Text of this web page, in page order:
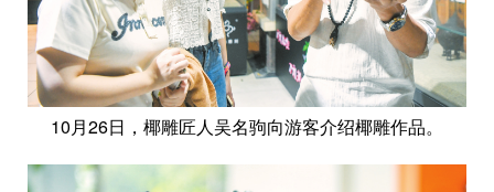
10月26日，椰雕匠人吴名驹向游客介绍椰雕作品。